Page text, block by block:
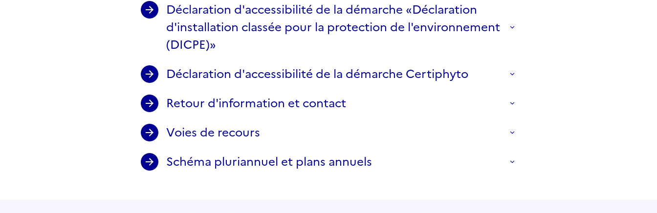
Déclaration d'accessibilité de la démarche «Déclaration
d'installation classée pour la protection de l'environnement
(DICPE)»
Déclaration d'accessibilité de la démarche Certiphyto
Retour d'information et contact
Voies de recours
Schéma pluriannuel et plans annuels